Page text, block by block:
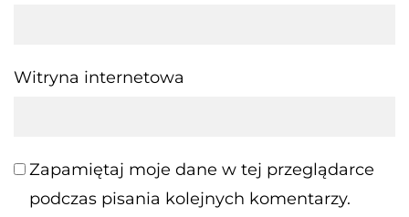
Witryna internetowa
Zapamiętaj moje dane w tej przeglądarce
podczas pisania kolejnych komentarzy.